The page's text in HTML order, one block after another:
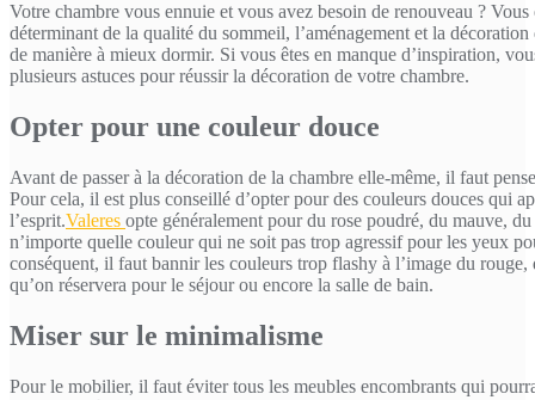
Votre chambre vous ennuie et vous avez besoin de renouveau ?
déterminant de la qualité du sommeil, l’aménagement et la
de manière à mieux dormir. Si vous êtes en manque d’inspiration,
plusieurs astuces pour réussir la décoration de votre chambre.
Opter pour une couleur douce
Avant de passer à la décoration de la chambre elle-même, il faut
Pour cela, il est plus conseillé d’opter pour des couleurs douces qui
l’esprit.Valeres opte généralement pour du rose poudré, du mauve,
n’importe quelle couleur qui ne soit pas trop agressif pour les yeux
conséquent, il faut bannir les couleurs trop flashy à l’image du rouge,
qu’on réservera pour le séjour ou encore la salle de bain.
Miser sur le minimalisme
Pour le mobilier, il faut éviter tous les meubles encombrants qui